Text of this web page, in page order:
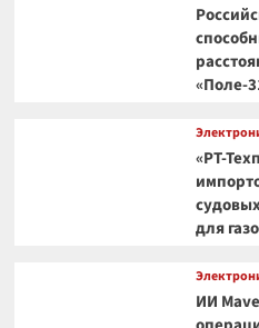
«Поле-
«РТ-
для
ИИ